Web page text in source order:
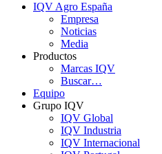
IQV Agro España
Empresa
Noticias
Media
Productos
Marcas IQV
Buscar…
Equipo
Grupo IQV
IQV Global
IQV Industria
IQV Internacional